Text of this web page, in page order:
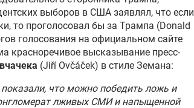
выборов в США заявлял, что если
то проголосовал бы за Трампа (Donald
голосования на официальном сайте
красноречивое высказывание пресс-
(Jiří Ovčáček) в стиле Земана:
что можно победить ложь и
лживых СМИ и напыщенной